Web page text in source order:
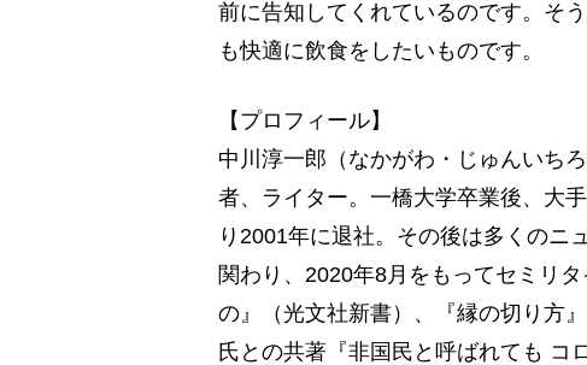
前に告知してくれているのです。そ
も快適に飲食をしたいものです。
【プロフィール】
中川淳一郎（なかがわ・じゅんいち
者、ライター。一橋大学卒業後、大
り2001年に退社。その後は多くのニ
関わり、2020年8月をもってセミリ
の』（光文社新書）、『縁の切り方
氏との共著『非国民と呼ばれても コ